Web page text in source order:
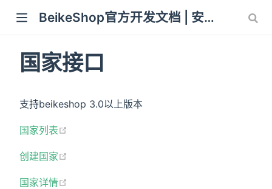
BeikeShop官方开发文档 | 安装教程 使用开发教程
国家接口
支持beikeshop 3.0以上版本
国家列表
创建国家
国家详情